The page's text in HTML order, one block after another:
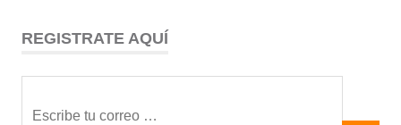
REGISTRATE AQUÍ